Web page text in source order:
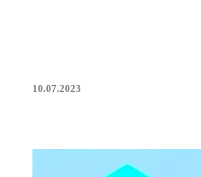
ОПУБЛИКОВАНО
10.07.2023